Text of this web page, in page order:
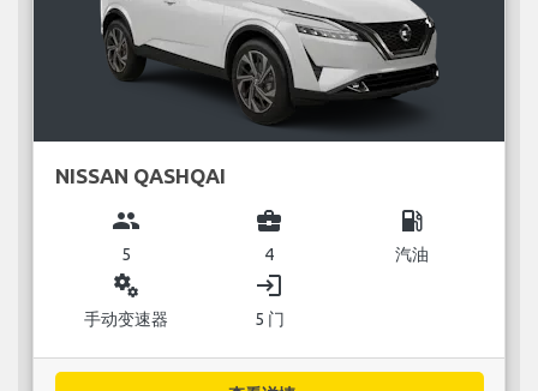
NISSAN QASHQAI
group
5
business_center
4
local_gas_station
汽油
miscellaneous_services
手动变速器
login
5 门